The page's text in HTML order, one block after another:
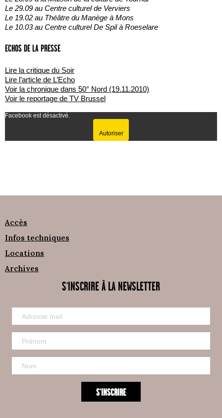
Le 29.09 au Centre culturel de Verviers
Le 19.02 au Théâtre du Manège à Mons
Le 10.03 au Centre culturel De Spil à Roeselare
ECHOS DE LA PRESSE
Lire la critique du Soir
Lire l’article de L’Echo
Voir la chronique dans 50° Nord (19.11.2010)
Voir le reportage de TV Brussel
Facebook est désactivé.
Autoriser
Accès
Infos techniques
Locations
Archives
S'INSCRIRE À LA NEWSLETTER